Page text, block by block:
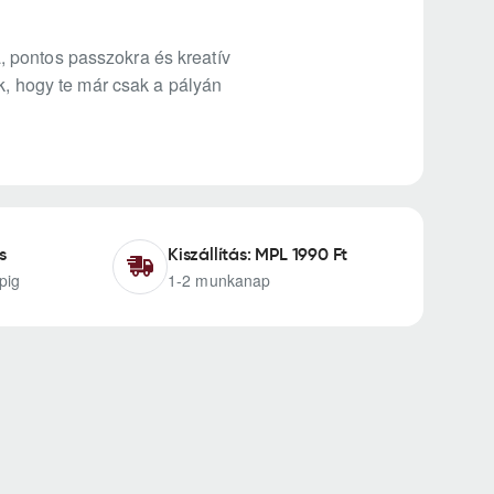
pontos passzokra és kreatív
hogy te már csak a pályán
Kiszállítás: MPL 1990 Ft
1-2 munkanap